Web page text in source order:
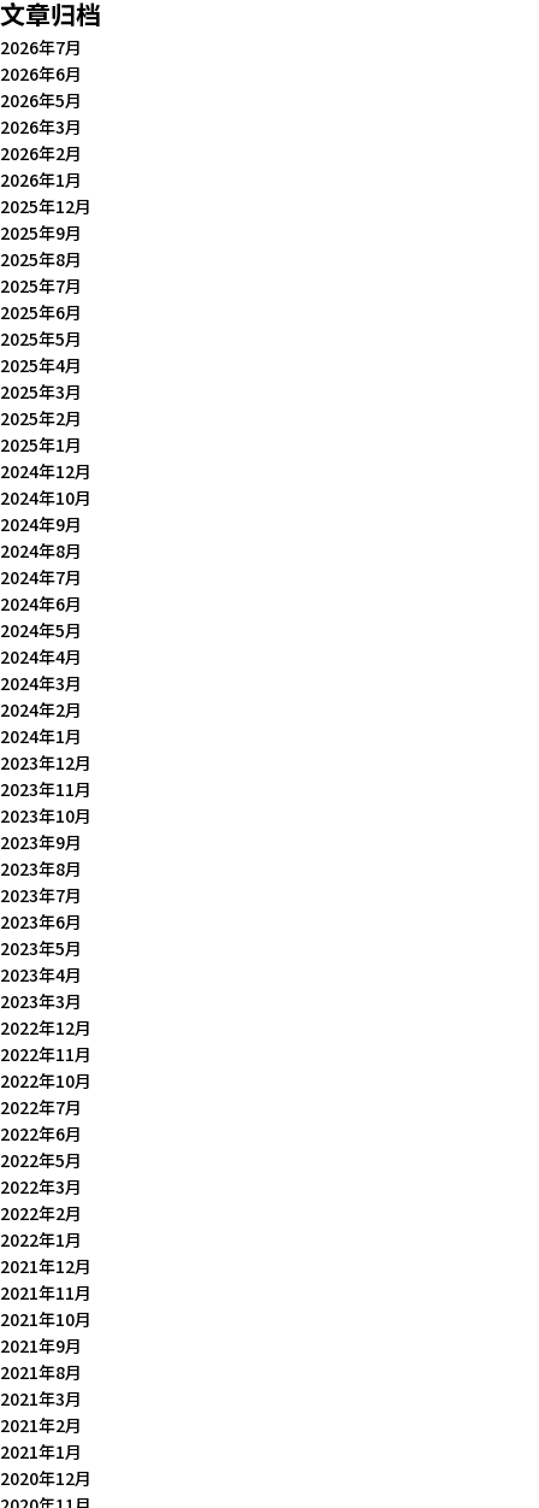
文章归档
2026年7月
2026年6月
2026年5月
2026年3月
2026年2月
2026年1月
2025年12月
2025年9月
2025年8月
2025年7月
2025年6月
2025年5月
2025年4月
2025年3月
2025年2月
2025年1月
2024年12月
2024年10月
2024年9月
2024年8月
2024年7月
2024年6月
2024年5月
2024年4月
2024年3月
2024年2月
2024年1月
2023年12月
2023年11月
2023年10月
2023年9月
2023年8月
2023年7月
2023年6月
2023年5月
2023年4月
2023年3月
2022年12月
2022年11月
2022年10月
2022年7月
2022年6月
2022年5月
2022年3月
2022年2月
2022年1月
2021年12月
2021年11月
2021年10月
2021年9月
2021年8月
2021年3月
2021年2月
2021年1月
2020年12月